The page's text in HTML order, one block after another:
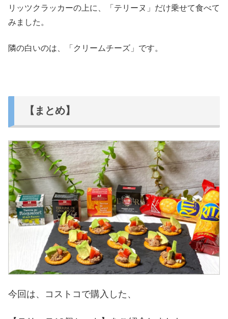
リッツクラッカーの上に、「テリーヌ」だけ乗せて食べて
みました。
隣の白いのは、「クリームチーズ」です。
【まとめ】
今回は、コストコで購入した、